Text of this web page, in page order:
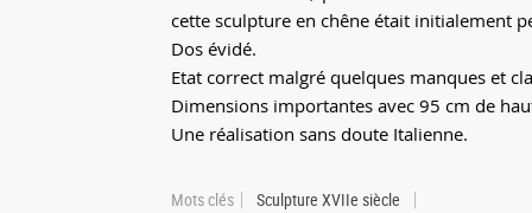
cette sculpture en chêne était initialement
Dos évidé.
Etat correct malgré quelques manques et
Dimensions importantes avec 95 cm de
Une réalisation sans doute Italienne.
Mots clés Sculpture XVIIe siècle